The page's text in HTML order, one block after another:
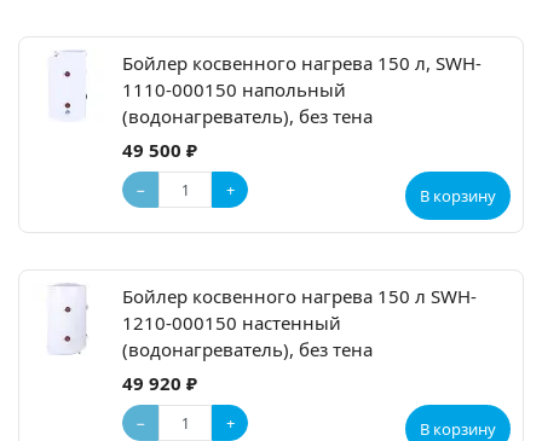
Бойлер косвенного нагрева 150 л, SWH-
1110-000150 напольный
(водонагреватель), без тена
49 500 ₽
− + В корзину
Бойлер косвенного нагрева 150 л SWH-
1210-000150 настенный
(водонагреватель), без тена
49 920 ₽
− + В корзину